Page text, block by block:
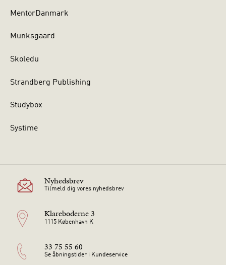
MentorDanmark
Munksgaard
Skoledu
Strandberg Publishing
Studybox
Systime
Nyhedsbrev
Tilmeld dig vores nyhedsbrev
Klareboderne 3
1115 København K
33 75 55 60
Se åbningstider i Kundeservice